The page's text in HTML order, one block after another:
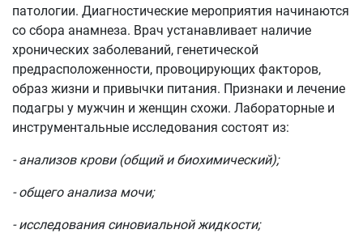
патологии. Диагностические мероприятия начинаются
со сбора анамнеза. Врач устанавливает наличие
хронических заболеваний, генетической
предрасположенности, провоцирующих факторов,
образ жизни и привычки питания. Признаки и лечение
подагры у мужчин и женщин схожи. Лабораторные и
инструментальные исследования состоят из:
- анализов крови (общий и биохимический);
- общего анализа мочи;
- исследования синовиальной жидкости;